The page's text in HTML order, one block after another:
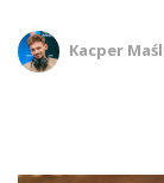
Kacper